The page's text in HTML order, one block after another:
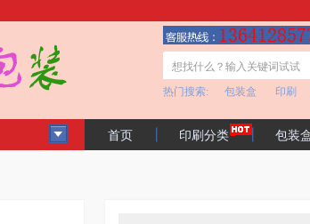
热门搜索: 包装盒 印刷
首页 印刷分类 包装